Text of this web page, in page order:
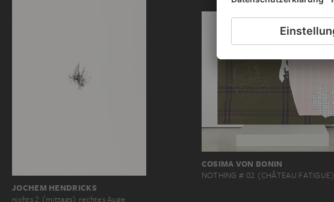
JOCHEM HENDRICKS
nichts 2 (mittags) rechtes Auge
COSIMA VON BONIN
NOTHING # 02 (CHÂTEAU FATIGUE)